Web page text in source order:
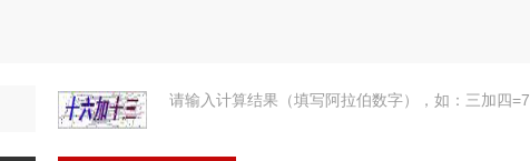
请输入计算结果（填写阿拉伯数字），如：三加四=7